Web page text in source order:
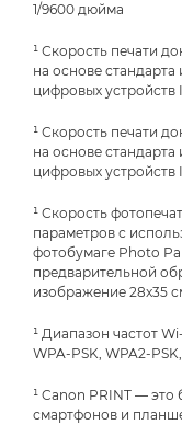
1/9600 дюйма
¹ Скорость печати
на основе
цифровых устройств
¹ Скорость печати
на основе
цифровых устройств
¹ Скорость
параметров с
фотобумаге Photo
предварительной
изображение 28x35
¹ Диапазон частот
WPA-PSK, WPA2-
¹ Canon PRINT —
смартфонов и